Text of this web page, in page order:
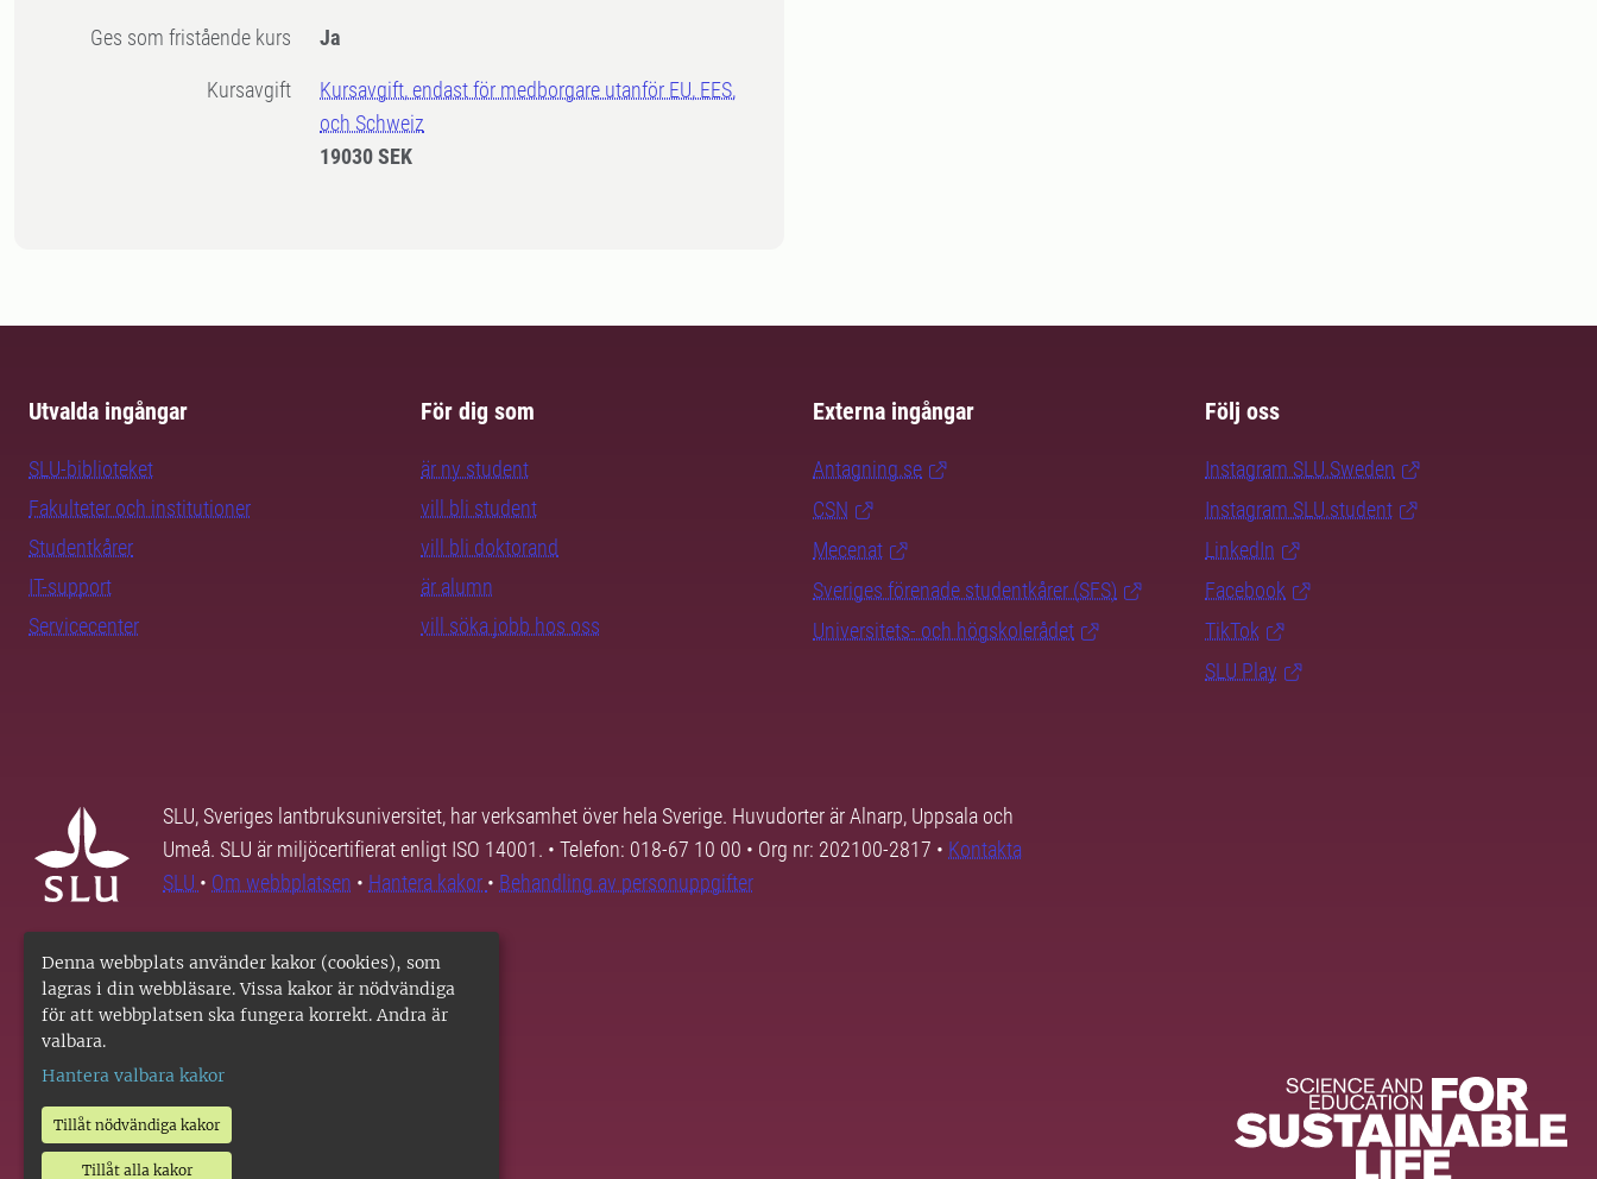
Denna webbplats använder kakor (cookies), som
lagras i din webbläsare. Vissa kakor är nödvändiga
för att webbplatsen ska fungera korrekt. Andra är
valbara.
Hantera valbara kakor
Tillåt nödvändiga kakor
Tillåt alla kakor
Ges som fristående kurs Ja
Kursavgift
Kursavgift, endast för medborgare utanför EU, EES,
och Schweiz
19030 SEK
Utvalda ingångar
SLU-biblioteket
Fakulteter och institutioner
Studentkårer
IT-support
Servicecenter
För dig som
är ny student
vill bli student
vill bli doktorand
är alumn
vill söka jobb hos oss
Externa ingångar
Antagning.se
CSN
Mecenat
Sveriges förenade studentkårer (SFS)
Universitets- och högskolerådet
Följ oss
Instagram SLU.Sweden
Instagram SLU.student
LinkedIn
Facebook
TikTok
SLU Play
SLU, Sveriges lantbruksuniversitet, har verksamhet över hela Sverige. Huvudorter är Alnarp, Uppsala och
Umeå. SLU är miljöcertifierat enligt ISO 14001. • Telefon: 018-67 10 00 • Org nr: 202100-2817 • Kontakta
SLU • Om webbplatsen • Hantera kakor • Behandling av personuppgifter